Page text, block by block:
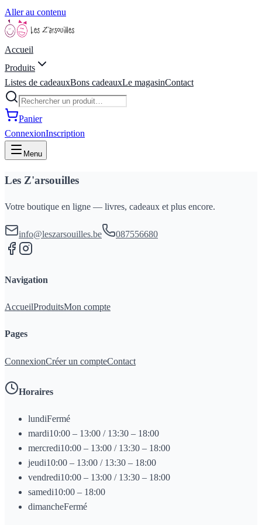
Aller au contenu
Accueil
Produits
Listes de cadeauxBons cadeauxLe magasinContact
Panier
ConnexionInscription
Menu
Les Z'arsouilles
Votre boutique en ligne — livres, cadeaux et plus encore.
info@leszarsouilles.be 087556680
Navigation
AccueilProduitsMon compte
Pages
ConnexionCréer un compteContact
Horaires
lundiFermé
mardi10:00 – 13:00 / 13:30 – 18:00
mercredi10:00 – 13:00 / 13:30 – 18:00
jeudi10:00 – 13:00 / 13:30 – 18:00
vendredi10:00 – 13:00 / 13:30 – 18:00
samedi10:00 – 18:00
dimancheFermé